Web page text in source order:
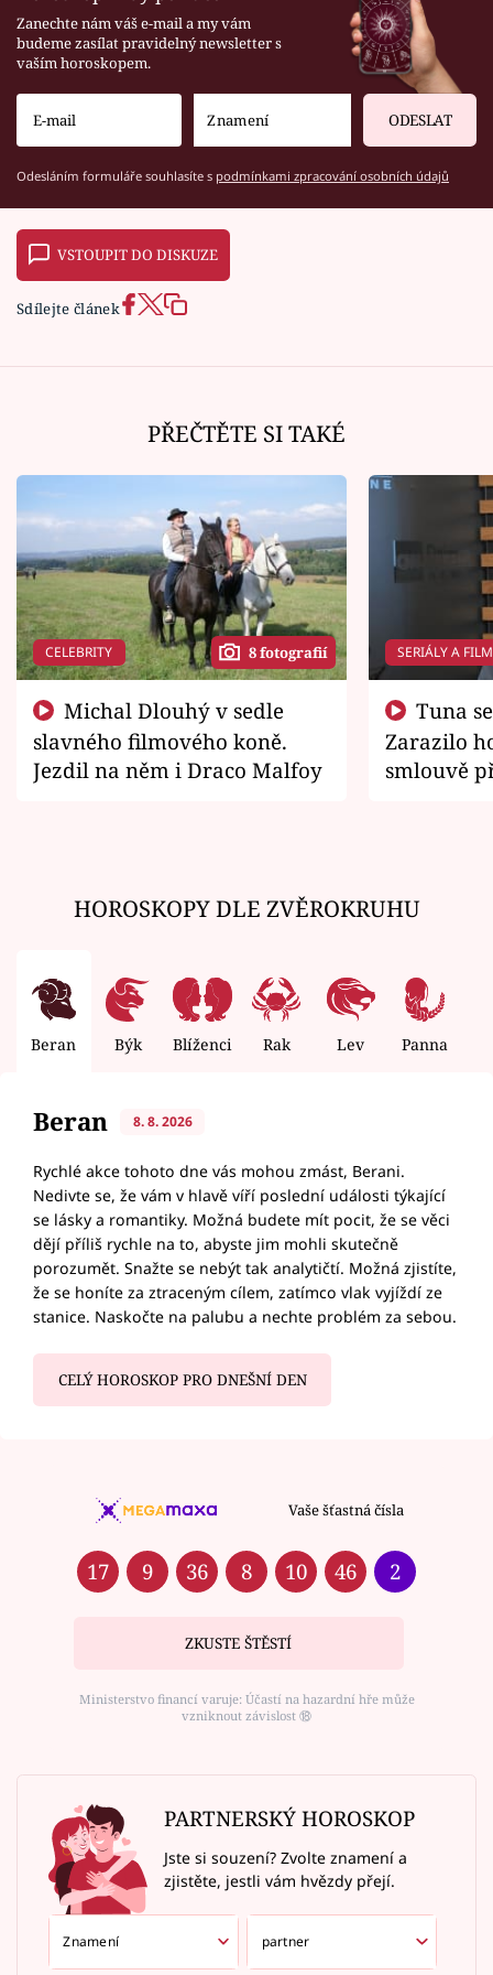
Zanechte nám váš e-mail a my vám
budeme zasílat pravidelný newsletter s
vaším horoskopem.
ODESLAT
Odesláním formuláře souhlasíte s podmínkami zpracování osobních údajů
VSTOUPIT DO DISKUZE
Sdílejte článek
PŘEČTĚTE SI TAKÉ
CELEBRITY 8 fotografií
slavného filmového koně.
Jezdil na něm i Draco Malfoy
SERIÁLY A
Zarazilo
smlouvě
HOROSKOPY DLE ZVĚROKRUHU
Beran Býk Blíženci Rak Lev Panna
Beran 8. 8. 2026
Rychlé akce tohoto dne vás mohou zmást, Berani.
Nedivte se, že vám v hlavě víří poslední události týkající
se lásky a romantiky. Možná budete mít pocit, že se věci
dějí příliš rychle na to, abyste jim mohli skutečně
porozumět. Snažte se nebýt tak analytičtí. Možná zjistíte,
že se honíte za ztraceným cílem, zatímco vlak vyjíždí ze
stanice. Naskočte na palubu a nechte problém za sebou.
CELÝ HOROSKOP PRO DNEŠNÍ DEN
Vaše šťastná čísla
17 9 36 8 10 46 2
ZKUSTE ŠTĚSTÍ
Ministerstvo financí varuje: Účastí na hazardní hře může
vzniknout závislost ⑱
PARTNERSKÝ HOROSKOP
Jste si souzení? Zvolte znamení a
zjistěte, jestli vám hvězdy přejí.